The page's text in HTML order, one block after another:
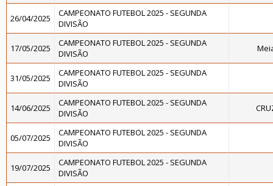
26/04/2025
CAMPEONATO FUTEBOL 2025 - SEGUNDA
DIVISÃO
17/05/2025
CAMPEONATO FUTEBOL 2025 - SEGUNDA
DIVISÃO
31/05/2025
CAMPEONATO FUTEBOL 2025 - SEGUNDA
DIVISÃO
14/06/2025
CAMPEONATO FUTEBOL 2025 - SEGUNDA
DIVISÃO
05/07/2025
CAMPEONATO FUTEBOL 2025 - SEGUNDA
DIVISÃO
19/07/2025
CAMPEONATO FUTEBOL 2025 - SEGUNDA
DIVISÃO